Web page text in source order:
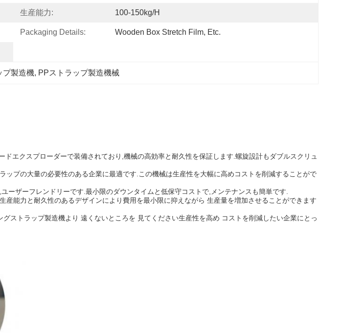
生産能力: 100-150kg/h
Packaging Details: Wooden Box Stretch Film, Etc.
プ製造機, PPストラップ製造機械
エクスプローダーで装備されており,機械の高効率と耐久性を保証します.螺旋設計もダブルスクリュ
プの大量の必要性のある企業に最適です.この機械は生産性を大幅に高めコストを削減することがで
ザーフレンドリーです.最小限のダウンタイムと低保守コストで,メンテナンスも簡単です.
能力と耐久性のあるデザインにより費用を最小限に抑えながら 生産量を増加させることができます
ストラップ製造機より 遠くないところを 見てください生産性を高め コストを削減したい企業にとっ